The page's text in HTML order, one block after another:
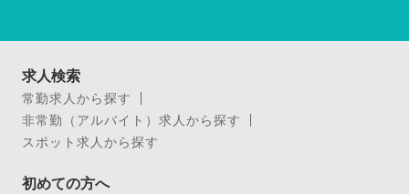
求人検索
常勤求人から探す
非常勤（アルバイト）求人から探す
スポット求人から探す
初めての方へ